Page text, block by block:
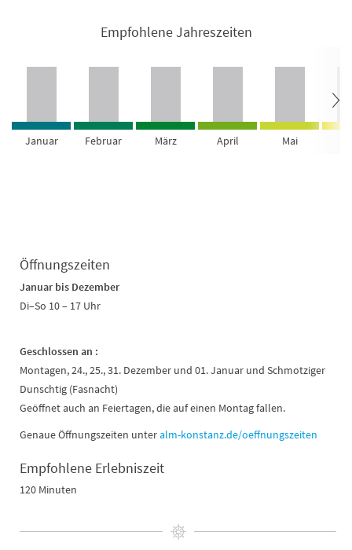
Empfohlene Jahreszeiten
Januar Februar März April Mai
Öffnungszeiten
Januar bis Dezember
Di–So 10 – 17 Uhr
Geschlossen an :
Montagen, 24., 25., 31. Dezember und 01. Januar und Schmotziger
Dunschtig (Fasnacht)
Geöffnet auch an Feiertagen, die auf einen Montag fallen.
Genaue Öffnungszeiten unteralm-konstanz.de/oeffnungszeiten
Empfohlene Erlebniszeit
120 Minuten